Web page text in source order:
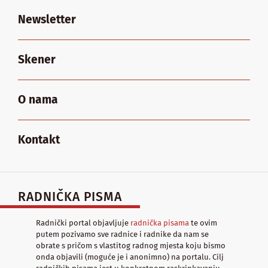
Newsletter
Skener
O nama
Kontakt
RADNIČKA PISMA
Radnički portal objavljuje radnička pisama te ovim
putem pozivamo sve radnice i radnike da nam se
obrate s pričom s vlastitog radnog mjesta koju bismo
onda objavili (moguće je i anonimno) na portalu. Cilj